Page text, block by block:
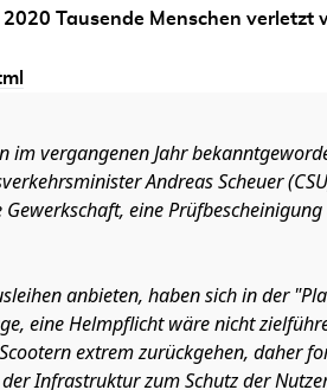
Tausende Menschen verletzt
vergangenen Jahr
Andreas Scheuer
eine
anbieten, haben sich in der
eine Helmpflicht wäre nicht
extrem zurückgehen, daher
Infrastruktur zum Schutz der